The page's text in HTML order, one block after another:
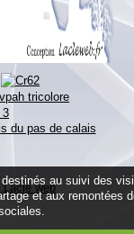
au suivi des
et aux remontées